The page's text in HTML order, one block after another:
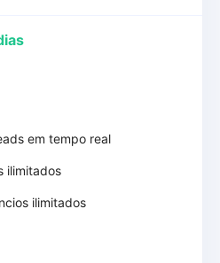
em tempo real
ilimitados
ilimitados